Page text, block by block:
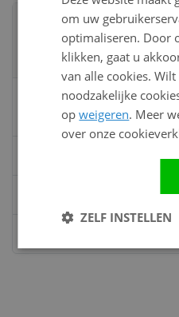
Advies nodig?
Neem contact op
specialisten
Vandaag bereikbaar
van 08:00 tot 17:00 uur
om uw
optimaliseren. Door
klikken, gaat u
van alle cookies.
noodzakelijke
opweigeren. Meer
over onze
ZELF INSTELLEN